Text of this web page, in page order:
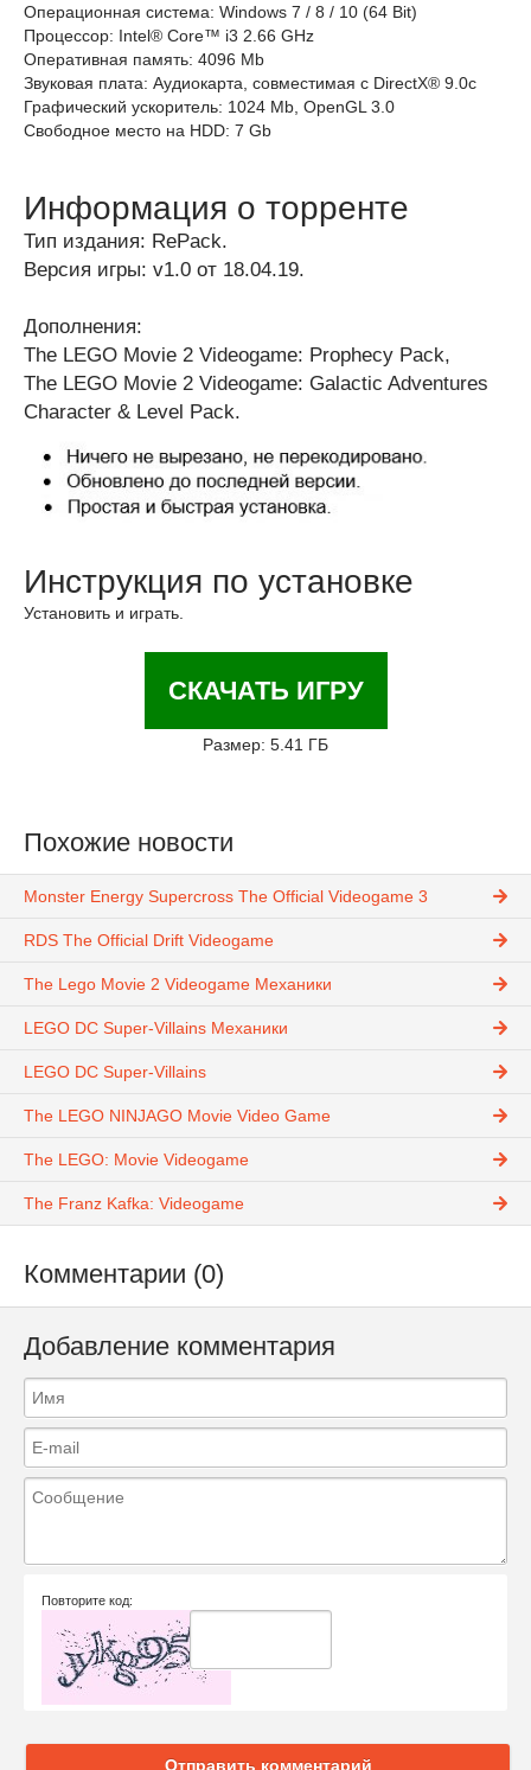
Операционная система: Windows 7 / 8 / 10 (64 Bit)
Процессор: Intel® Core™ i3 2.66 GHz
Оперативная память: 4096 Mb
Звуковая плата: Аудиокарта, совместимая с DirectX® 9.0с
Графический ускоритель: 1024 Mb, OpenGL 3.0
Свободное место на HDD: 7 Gb
Информация о торренте
Тип издания: RePack.
Версия игры: v1.0 от 18.04.19.
Дополнения:
The LEGO Movie 2 Videogame: Prophecy Pack,
The LEGO Movie 2 Videogame: Galactic Adventures
Character & Level Pack.
Инструкция по установке
Установить и играть.
СКАЧАТЬ ИГРУ
Размер: 5.41 ГБ
Похожие новости
Monster Energy Supercross The Official Videogame 3
RDS The Official Drift Videogame
The Lego Movie 2 Videogame Механики
LEGO DC Super-Villains Механики
LEGO DC Super-Villains
The LEGO NINJAGO Movie Video Game
The LEGO: Movie Videogame
The Franz Kafka: Videogame
Комментарии (0)
Добавление комментария
Повторите код:
Отправить комментарий